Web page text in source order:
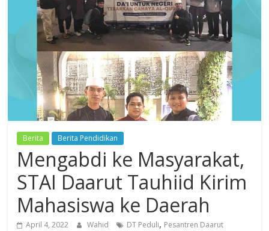
Berita Berita Pendidikan
Mengabdi ke Masyarakat,
STAI Daarut Tauhiid Kirim
Mahasiswa ke Daerah
April 4, 2022 Wahid DT Peduli, Pesantren Daarut